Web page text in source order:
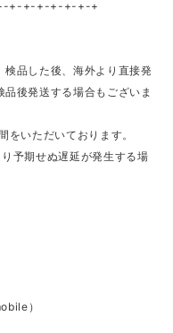
+-+-+-+-+-+-+
品した後、海外より直接発
後発送する場合もございま
をいただいております。
予期せぬ遅延が発生する場
）